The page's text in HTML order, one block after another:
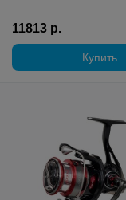
11813 р.
Купить